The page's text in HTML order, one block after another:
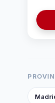
deportista.
día a